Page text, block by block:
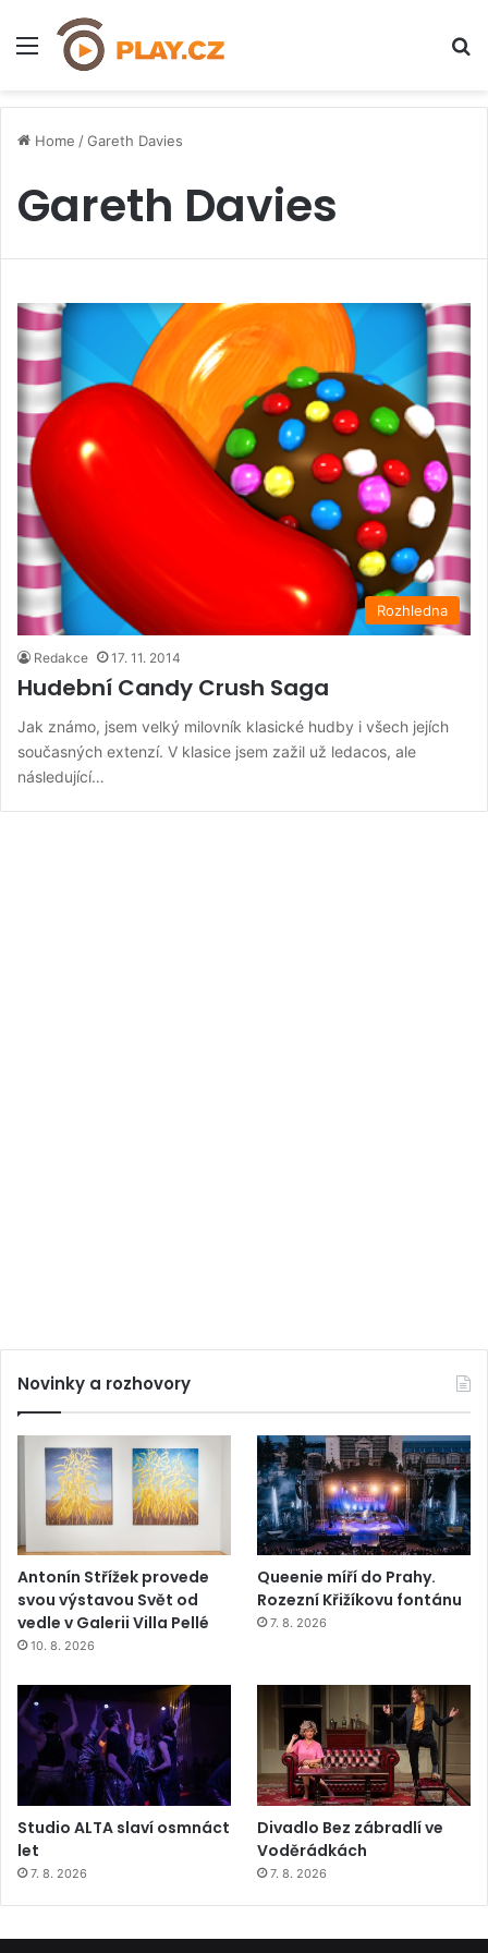
Menu
Home /Gareth Davies
Gareth Davies
Rozhledna
Redakce 17. 11. 2014
Hudební Candy Crush Saga
Jak známo, jsem velký milovník klasické hudby i všech jejích
současných extenzí. V klasice jsem zažil už ledacos, ale
následující…
Novinky a rozhovory
Antonín Střížek provede
svou výstavou Svět od
vedle v Galerii Villa Pellé
10. 8. 2026
Queenie míří do Prahy.
Rozezní Křižíkovu fontánu
7. 8. 2026
Studio ALTA slaví osmnáct
let
7. 8. 2026
Divadlo Bez zábradlí ve
Voděrádkách
7. 8. 2026